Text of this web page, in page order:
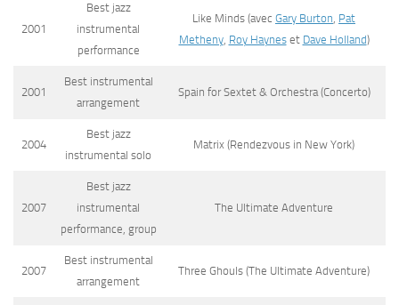
2001
Best jazz
instrumental
performance
Like Minds (avec Gary Burton, Pat
Metheny, Roy Hayneset Dave Holland)
2001
Best instrumental
arrangement
Spain for Sextet & Orchestra(Concerto)
2004
Best jazz
instrumental solo
Matrix (Rendezvous in New York)
2007
Best jazz
instrumental
performance, group
The Ultimate Adventure
2007
Best instrumental
arrangement
Three Ghouls (The Ultimate Adventure)